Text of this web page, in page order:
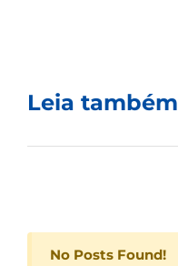
Leia também
No Posts Found!